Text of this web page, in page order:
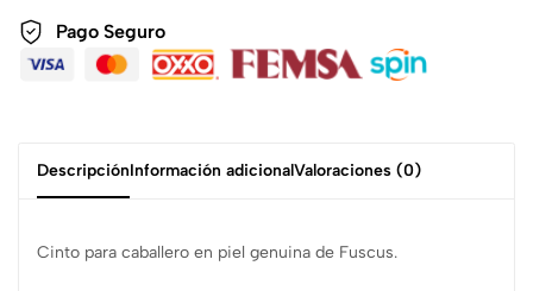
Pago Seguro
DescripciónInformación adicionalValoraciones (0)
Cinto para caballero en piel genuina de Fuscus.